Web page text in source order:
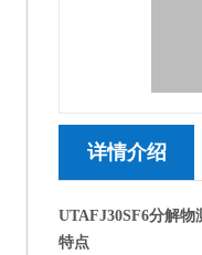
详情介绍
UTAFJ30SF6分解物
特点